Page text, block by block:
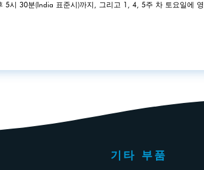
5시 30분(India 표준시)까지, 그리고 1, 4, 5주 차 토요일에 영
기타 부품